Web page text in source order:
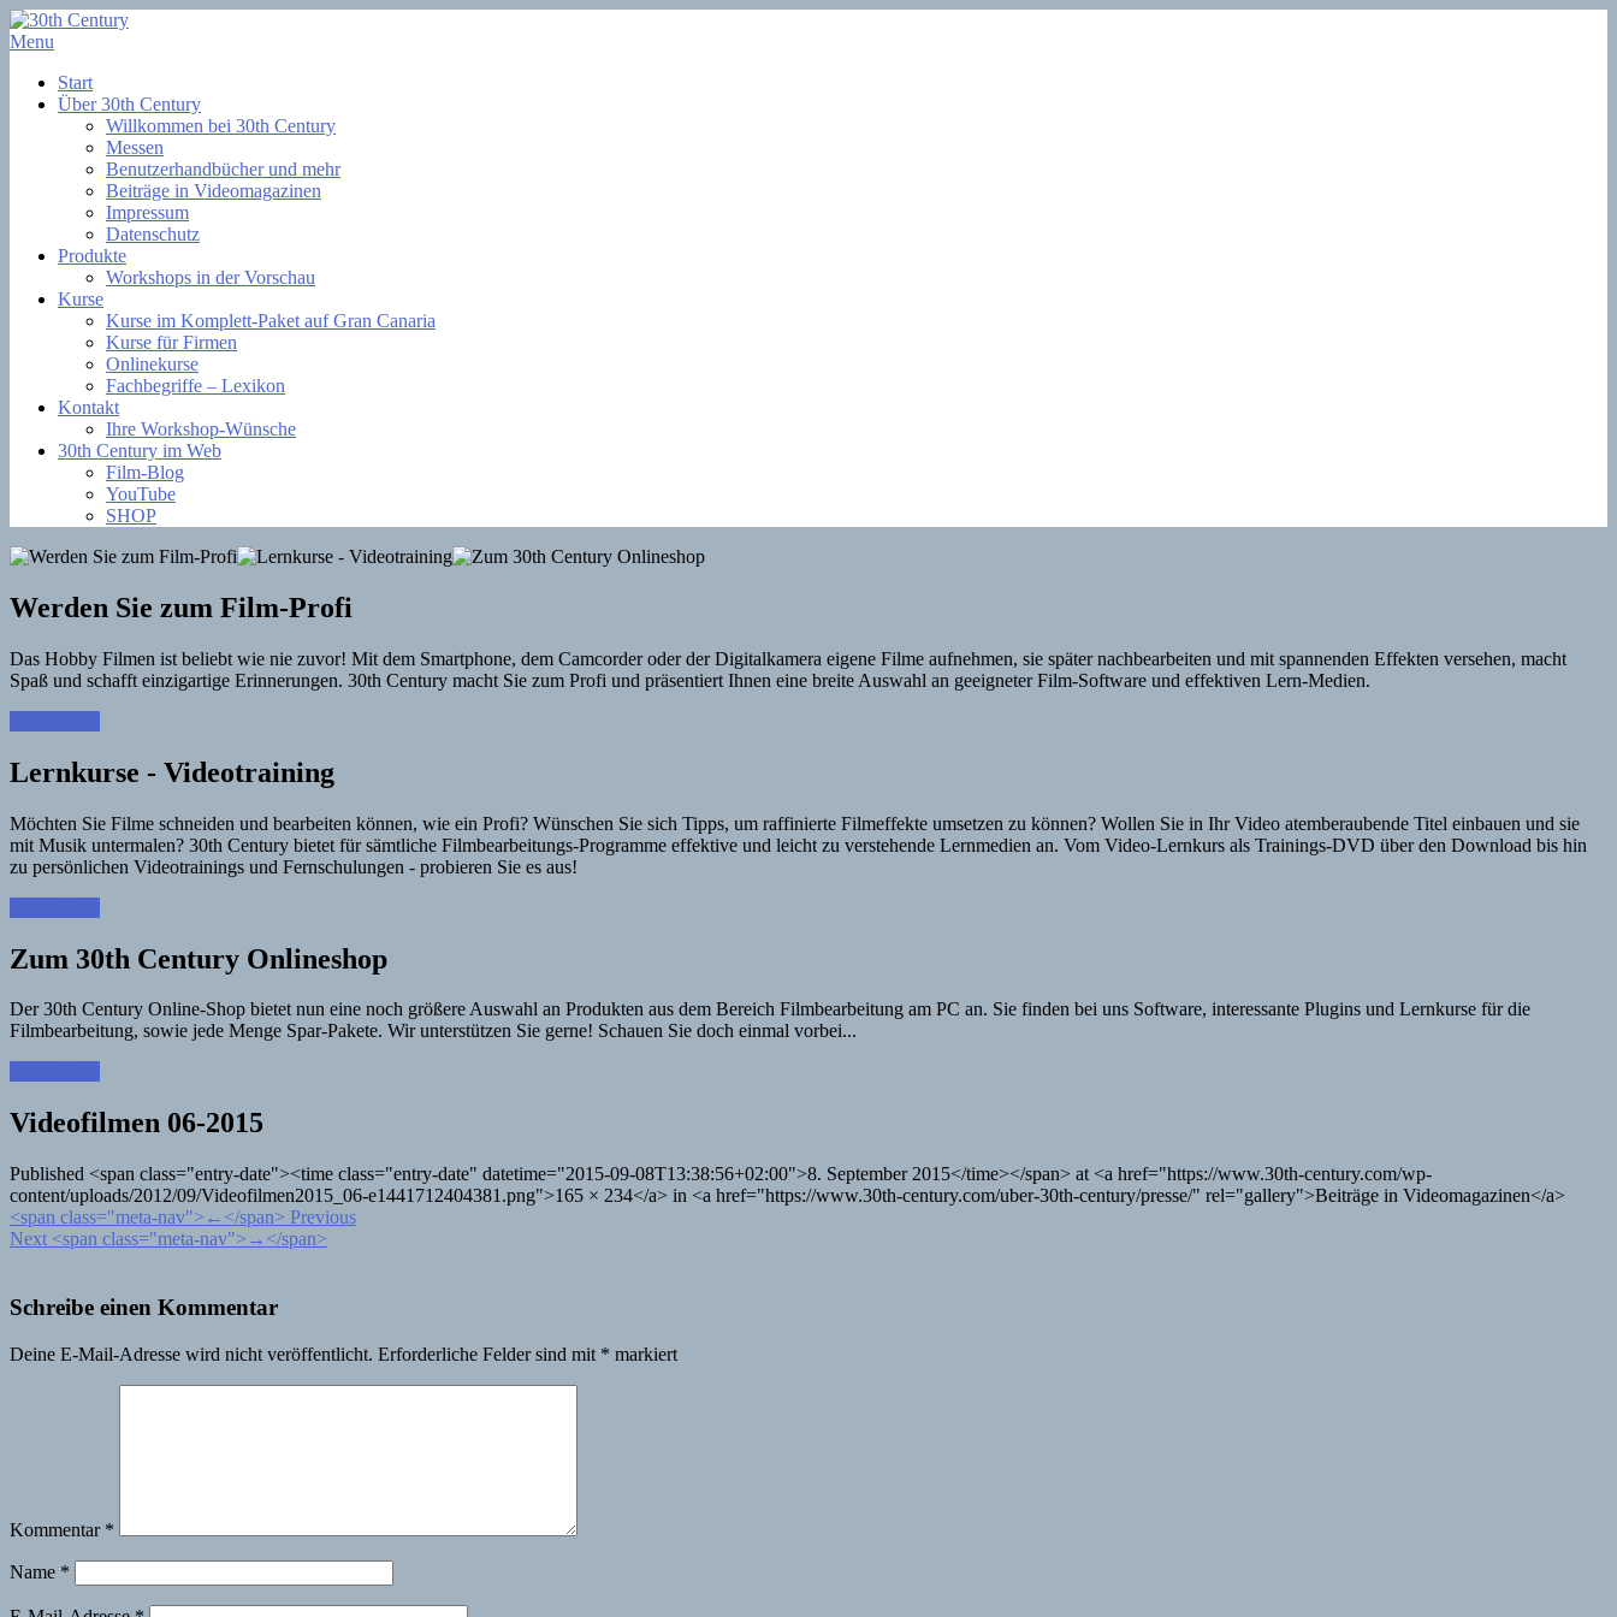
Skip
to
30th Century
Menu
Start
Über 30th Century
Willkommen bei 30th Century
Messen
Benutzerhandbücher und mehr
Beiträge in Videomagazinen
Impressum
Datenschutz
Produkte
Workshops in der Vorschau
Kurse
Kurse im Komplett-Paket auf Gran Canaria
Kurse für Firmen
Onlinekurse
Fachbegriffe – Lexikon
Kontakt
Ihre Workshop-Wünsche
30th Century im Web
Film-Blog
YouTube
SHOP
Werden Sie zum Film-Profi
Das Hobby Filmen ist beliebt wie nie zuvor! Mit dem Smartphone, dem Camcorder oder der Digitalkamera eigene Filme aufnehmen, sie später nachbearbeiten und mit spannenden Effekten versehen, macht
Spaß und schafft einzigartige Erinnerungen. 30th Century macht Sie zum Profi und präsentiert Ihnen eine breite Auswahl an geeigneter Film-Software und effektiven Lern-Medien.
Lernkurse - Videotraining
Möchten Sie Filme schneiden und bearbeiten können, wie ein Profi? Wünschen Sie sich Tipps, um raffinierte Filmeffekte umsetzen zu können? Wollen Sie in Ihr Video atemberaubende Titel einbauen und sie
mit Musik untermalen? 30th Century bietet für sämtliche Filmbearbeitungs-Programme effektive und leicht zu verstehende Lernmedien an. Vom Video-Lernkurs als Trainings-DVD über den Download bis hin
zu persönlichen Videotrainings und Fernschulungen - probieren Sie es aus!
Zum 30th Century Onlineshop
Der 30th Century Online-Shop bietet nun eine noch größere Auswahl an Produkten aus dem Bereich Filmbearbeitung am PC an. Sie finden bei uns Software, interessante Plugins und Lernkurse für die
Filmbearbeitung, sowie jede Menge Spar-Pakete. Wir unterstützen Sie gerne! Schauen Sie doch einmal vorbei...
Videofilmen 06-2015
Published <span class="entry-date"><time class="entry-date" datetime="2015-09-08T13:38:56+02:00">8. September 2015</time></span> at <a href="https://www.30th-century.com/wp-
content/uploads/2012/09/Videofilmen2015_06-e1441712404381.png">165 × 234</a> in <a href="https://www.30th-century.com/uber-30th-century/presse/" rel="gallery">Beiträge in Videomagazinen</a>
<span class="meta-nav">←</span> Previous
Next <span class="meta-nav">→</span>
Schreibe einen Kommentar
Deine E-Mail-Adresse wird nicht veröffentlicht. Erforderliche Felder sind mit * markiert
Kommentar *
Name *